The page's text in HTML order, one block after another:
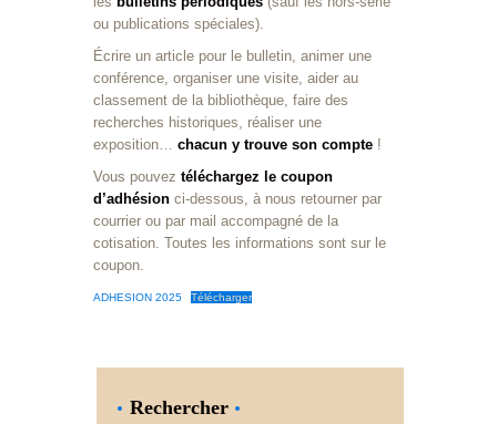
ou publications spéciales).
Écrire un article pour le bulletin, animer une
conférence, organiser une visite, aider au
classement de la bibliothèque, faire des
recherches historiques, réaliser une
exposition… chacun y trouve son compte !
Vous pouvez téléchargez le coupon
d’adhésion ci-dessous, à nous retourner par
courrier ou par mail accompagné de la
cotisation. Toutes les informations sont sur le
coupon.
ADHESION 2025 Télécharger
Rechercher